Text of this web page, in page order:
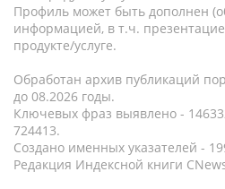
Профиль может быть дополнен
информацией, в т.ч.
продукте/услуге.
Обработан архив публикаций
до 08.2026 годы.
Ключевых фраз выявлено -
724413.
Создано именных указателей -
Редакция Индексной книги